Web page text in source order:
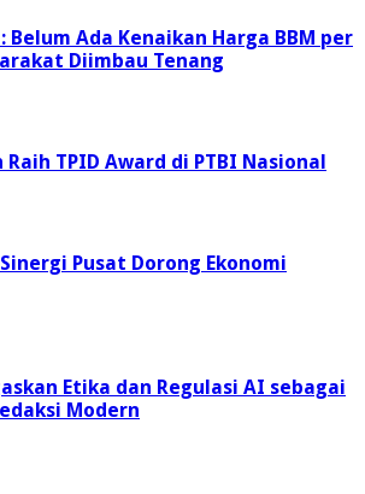
Belum Ada Kenaikan Harga BBM per
Diimbau Tenang
TPID Award di PTBI Nasional
Pusat Dorong Ekonomi
Etika dan Regulasi AI sebagai
Modern